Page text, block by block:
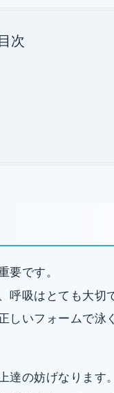
目次
要です。
呼吸はとても大切
しいフォームで泳
達の妨げなります。